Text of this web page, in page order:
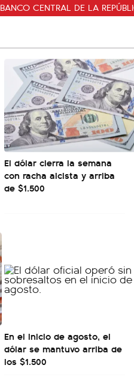
BANCO CENTRAL DE LA
El dólar cierra la semana
con racha alcista y arriba
de $1.500
En el inicio de agosto, el
dólar se mantuvo arriba de
los $1.500
🗣️